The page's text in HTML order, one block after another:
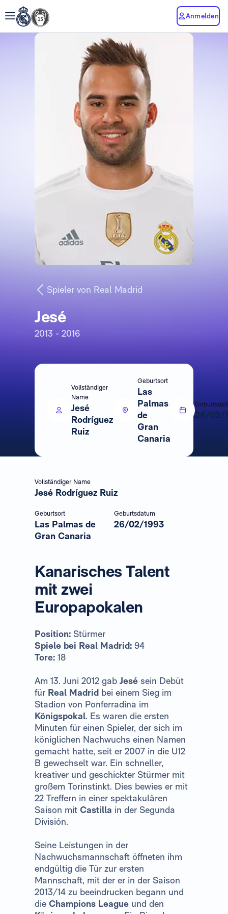
Anmelden
Spieler von Real Madrid
Jesé
2013 - 2016
Vollständiger
Name
Jesé
Rodríguez
Ruiz
Geburtsort
Las
Palmas
de
Gran
Canaria
26/02/
Vollständiger Name
Jesé Rodríguez Ruiz
Geburtsort
Las Palmas de
Gran Canaria
Geburtsdatum
26/02/1993
Kanarisches Talent
mit zwei
Europapokalen
Position: Stürmer
Spiele bei Real Madrid: 94
Tore: 18
Am 13. Juni 2012 gab Jesé sein Debüt
für Real Madrid bei einem Sieg im
Stadion von Ponferradina im
Königspokal. Es waren die ersten
Minuten für einen Spieler, der sich im
königlichen Nachwuchs einen Namen
gemacht hatte, seit er 2007 in die U12
B gewechselt war. Ein schneller,
kreativer und geschickter Stürmer mit
großem Torinstinkt. Dies bewies er mit
22 Treffern in einer spektakulären
Saison mit Castilla in der Segunda
División.
Seine Leistungen in der
Nachwuchsmannschaft öffneten ihm
endgültig die Tür zur ersten
Mannschaft, mit der er in der Saison
2013/14 zu beeindrucken begann und
die Champions League und den